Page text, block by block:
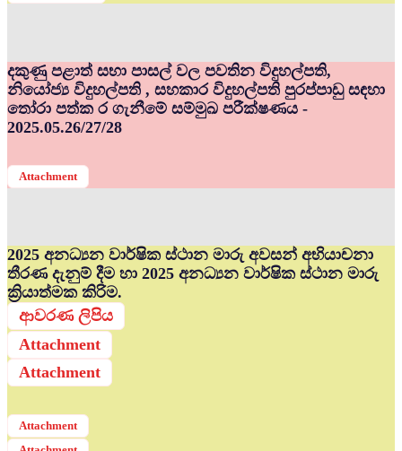
දකුණු පළාත් සභා පාසල් වල පවතින විදුහල්පති,
නියෝජ්‍ය විදුහල්පති , සහකාර විදුහල්පති පුරප්පාඩු සඳහා
තෝරා පත්ක ර ගැනීමේ සම්මුඛ පරීක්ෂණය -
2025.05.26/27/28
Attachment
2025 අනධ්‍යන වාර්ෂික ස්ථාන මාරු අවසන් අභියාචනා
තීරණ දැනුම් දීම හා 2025 අනධ්‍යන වාර්ෂික ස්ථාන මාරු
ක්‍රියාත්මක කිරිම.
ආවරණ ලිපිය
Attachment
Attachment
Attachment